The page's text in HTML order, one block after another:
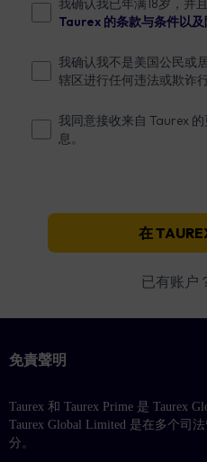
我确认我已年满18岁，并
Taurex 的条款与条件以及
我确认我不是美国公民或
辖区进行任何违法或欺诈行
我同意接收来自 Taurex
息。
在
已有账户
免責聲明
Taurex 和 Taurex Prime 是 Taurex
Taurex Global Limited 是在多个司
分。